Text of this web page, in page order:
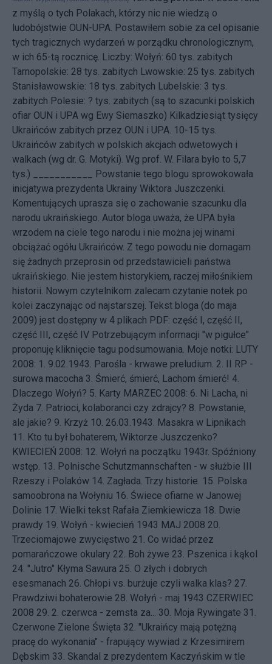
z myślą o tych Polakach, którzy nic nie wiedzą o
ludobójstwie OUN-UPA. Postawiłem sobie za cel opisanie
tych tragicznych wydarzeń w porządku chronologicznym,
w ich 65-tą rocznicę. Liczby: Wołyń: 60 tys. zabitych
Tarnopolskie: 28 tys. zabitych Lwowskie: 25 tys. zabitych
Stanisławowskie: 18 tys. zabitych Lubelskie: 3 tys.
zabitych Polesie: ? tys. zabitych (są to szacunki polskich
ofiar OUN i UPA wg Ewy Siemaszko) Kilkadziesiąt tysięcy
Ukraińców zabitych przez OUN i UPA. 10-15 tys.
Ukraińców zabitych w polskich akcjach odwetowych i
walkach (wg dr. G. Motyki). Wg prof. W. Filara było to 5,7
tys.) ___________ Powstanie tego blogu sprowokowała
inicjatywa prezydenta Ukrainy Wiktora Juszczenki.
Komentujących uprasza się o zachowanie szacunku dla
narodu ukraińskiego. Autor bloga uważa, że UPA była
wrzodem na ciele tego narodu i nie można jej winami
obciążać ogółu Ukraińców. Z tego powodu nie domagam
się żadnych przeprosin od przedstawicieli państwa
ukraińskiego. Nie jestem historykiem, raczej miłośnikiem
historii. Nowym czytelnikom zalecam czytanie notek po
kolei zaczynając od najstarszej. Tekst bloga (do maja
2009) jest dostępny w 4 plikach PDF: część I, część II,
część III, część IV Potrzebującym informacji "w pigułce"
proponuję kliknięcie tagu podsumowania. Moje notki: LUTY
2008: 1. 9.02.1943. Parośla - krwawe preludium. 2. II RP -
surowa macocha 3. Śmierć, śmierć, Lachom śmierć! 4.
Dlaczego Wołyń? 5. Karty MARZEC 2008: 6. Ni Lacha, ni
Żyda 7. Patrioci, kolaboranci czy zdrajcy? 8. Powstanie,
ale jakie? 9. Krzyż 10. 26.03.1943. Masakra w Lipnikach
11. Kto tu był bohaterem, Wiktorze Juszczenko?
KWIECIEŃ 2008: 12. Wołyń na początku 1943r. Spóźniony
wstęp. 13. Polnische Schutzmannschaften - w służbie III
Rzeszy i Polaków 14. Zagłada. Trzy historie. 15. Polska
samoobrona na Wołyniu 16. Świece ofiarne w Janowej
Dolinie 17. Wielki tekst Rafała Ziemkiewicza 18. Dwie
prawdy 19. Wołyń - kwiecień 1943 MAJ 2008 20.
Trzeciomajowe zwycięstwo 21. Co widać przez
pomarańczowe okulary 22. Boh żywe 23. Pszenica i kąkol
24. "Jutro" Kłyma Sawura 25. O złych i dobrych
esesmanach 26. Chłopi vs. burżuje czyli walka klas? 27.
Prawdziwi bohaterowie 28. Wołyń - maj 1943 CZERWIEC
2008 29. 2. czerwca - zemsta za... 30. Moja Rywingate 31.
Czerwone Zielone Święta 32. "Ukraińcy mają potężną
pracę do wykonania" - frapujący wywiad z Krzesimirem
Dębskim 33. Skandal z prezydentem Kaczyńskim w tle